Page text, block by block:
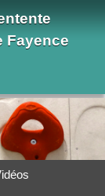
Fayence